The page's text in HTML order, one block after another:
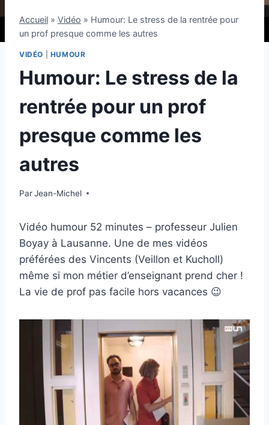
Accueil » Vidéo » Humour: Le stress de la rentrée pour
un prof presque comme les autres
VIDÉO HUMOUR
Humour: Le stress de la
rentrée pour un prof
presque comme les
autres
ParJean-Michel
17 septembre 2025
Vidéo humour 52 minutes – professeur Julien
Boyay à Lausanne. Une de mes vidéos
préférées des Vincents (Veillon et Kucholl)
même si mon métier d’enseignant prend cher !
La vie de prof pas facile hors vacances 😉